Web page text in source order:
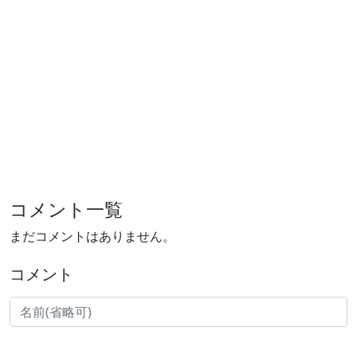
コメント一覧
まだコメントはありません。
コメント